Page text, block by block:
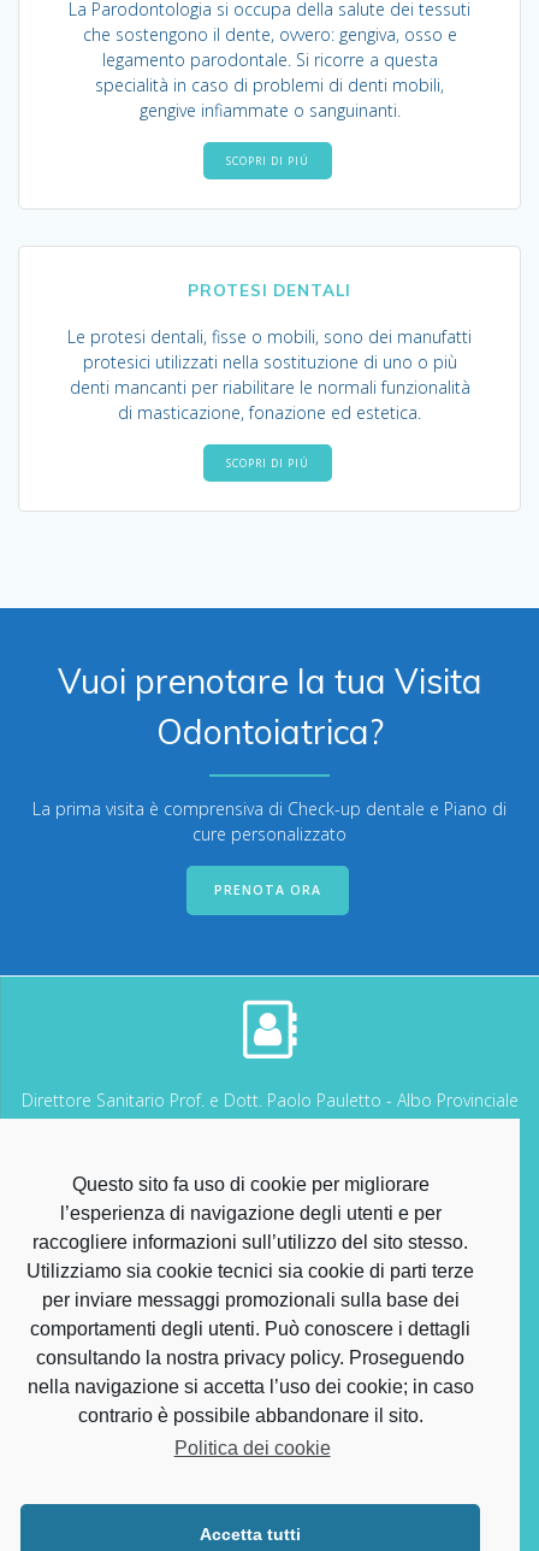
Questo sito fa uso di cookie per migliorare
l’esperienza di navigazione degli utenti e per
raccogliere informazioni sull’utilizzo del sito stesso.
Utilizziamo sia cookie tecnici sia cookie di parti terze
per inviare messaggi promozionali sulla base dei
comportamenti degli utenti. Può conoscere i dettagli
consultando la nostra privacy policy. Proseguendo
nella navigazione si accetta l’uso dei cookie; in caso
contrario è possibile abbandonare il sito.
Politica dei cookie
Accetta tutti
La Parodontologia si occupa della salute dei tessuti
che sostengono il dente, ovvero: gengiva, osso e
legamento parodontale. Si ricorre a questa
specialità in caso di problemi di denti mobili,
gengive infiammate o sanguinanti.
SCOPRI DI PIÚ
PROTESI DENTALI
Le protesi dentali, fisse o mobili, sono dei manufatti
protesici utilizzati nella sostituzione di uno o più
denti mancanti per riabilitare le normali funzionalità
di masticazione, fonazione ed estetica.
SCOPRI DI PIÚ
Vuoi prenotare la tua Visita
Odontoiatrica?
La prima visita è comprensiva di Check-up dentale e Piano di
cure personalizzato
PRENOTA ORA
Direttore Sanitario Prof. e Dott. Paolo Pauletto - Albo Provinciale
dei Medici Chirurghi di VENEZIA n. 7339
Direttore Sanitario per i Servizi Odontoiatrici Dott. Alessandro
Barbuni – Iscr. Albo Provinciale degli Odontoiatri di Venezia n.
1239 Autorizzazione sanitaria Comune di Fossalta di
Portogruaro (VE) n. 3515 del 11.04.2024 - Polizza Assicurativa
Reale Mutua n. 2021/10/3362161